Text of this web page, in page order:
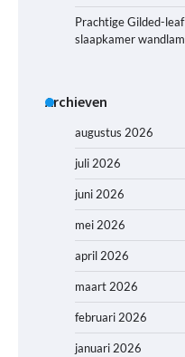
Prachtige Gilded-
slaapkamer
Archieven
augustus 2026
juli 2026
juni 2026
mei 2026
april 2026
maart 2026
februari 2026
januari 2026